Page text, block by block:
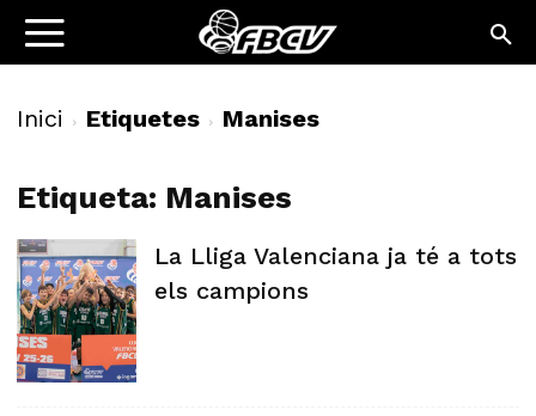
Inici Etiquetes Manises
Etiqueta: Manises
La Lliga Valenciana ja té a tots
els campions